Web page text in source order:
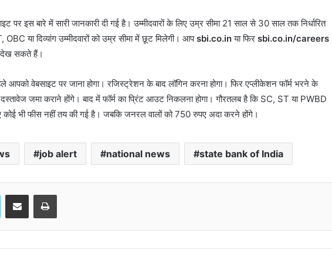
पर इस बारे में सारी जानकारी दी गई है। उम्मीदवारों के लिए उम्र सीमा 21 साल से 30 साल तक निर्धारित
या दिव्यांग उम्मीदवारों को उम्र सीमा में छूट मिलेगी। आपsbi.co.inया फिर sbi.co.in/careers
देख सकते हैं।
वेबसाइट पर जाना होगा। रजिस्ट्रेशन के बाद लॉगिन करना होगा। फिर एप्लीकेशन फॉर्म भरने के
जमा कराने होंगे। बाद में फॉर्म का प्रिंट आउट निकलना होगा। गौरतलब है कि SC, ST या PWBD
कोई भी फीस नहीं तय की गई है। जबकि जनरल वालों को 750 रुपए अदा करने होंगे।
job alert national news state bank of India
Twitter Share via Email Print